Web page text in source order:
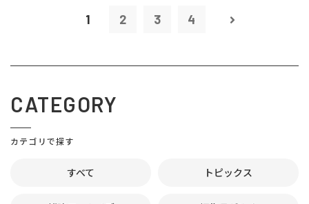
1 2 3 4
CATEGORY
カテゴリで探す
すべて トピックス